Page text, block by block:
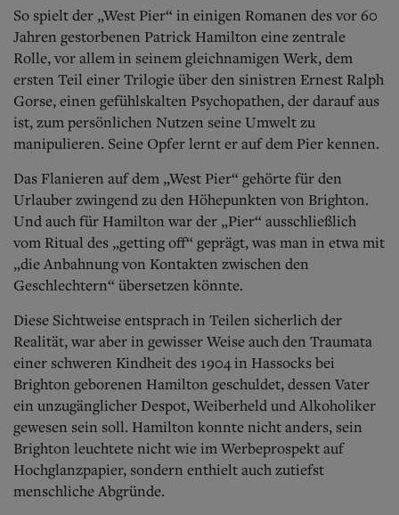
So spielt der „West Pier“ in einigen Romanen des vor 60
Jahren gestorbenen Patrick Hamilton eine zentrale
Rolle, vor allem in seinem gleichnamigen Werk, dem
ersten Teil einer Trilogie über den sinistren Ernest Ralph
Gorse, einen gefühlskalten Psychopathen, der darauf aus
ist, zum persönlichen Nutzen seine Umwelt zu
manipulieren. Seine Opfer lernt er auf dem Pier kennen.
Das Flanieren auf dem „West Pier“ gehörte für den
Urlauber zwingend zu den Höhepunkten von Brighton.
Und auch für Hamilton war der „Pier“ ausschließlich
vom Ritual des „getting off“ geprägt, was man in etwa mit
„die Anbahnung von Kontakten zwischen den
Geschlechtern“ übersetzen könnte.
Diese Sichtweise entsprach in Teilen sicherlich der
Realität, war aber in gewisser Weise auch den Traumata
einer schweren Kindheit des 1904 in Hassocks bei
Brighton geborenen Hamilton geschuldet, dessen Vater
ein unzugänglicher Despot, Weiberheld und Alkoholiker
gewesen sein soll. Hamilton konnte nicht anders, sein
Brighton leuchtete nicht wie im Werbeprospekt auf
Hochglanzpapier, sondern enthielt auch zutiefst
menschliche Abgründe.